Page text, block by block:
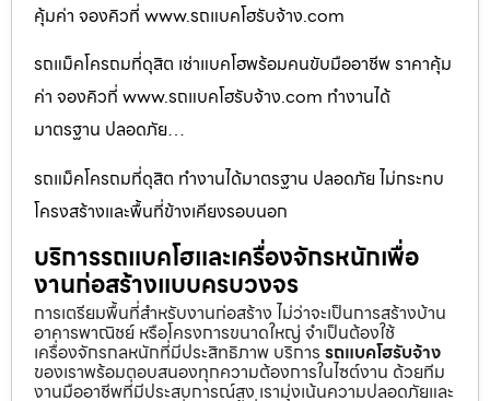
คุ้มค่า จองคิวที่ www.รถแบคโฮรับจ้าง.com
รถแม็คโครถมที่ดุสิต เช่าแบคโฮพร้อมคนขับมืออาชีพ ราคาคุ้ม
ค่า จองคิวที่ www.รถแบคโฮรับจ้าง.com ทำงานได้
มาตรฐาน ปลอดภัย…
รถแม็คโครถมที่ดุสิต ทำงานได้มาตรฐาน ปลอดภัย ไม่กระทบ
โครงสร้างและพื้นที่ข้างเคียงรอบนอก
บริการรถแบคโฮและเครื่องจักรหนักเพื่อ
งานก่อสร้างแบบครบวงจร
การเตรียมพื้นที่สำหรับงานก่อสร้าง ไม่ว่าจะเป็นการสร้างบ้าน
อาคารพาณิชย์ หรือโครงการขนาดใหญ่ จำเป็นต้องใช้
เครื่องจักรกลหนักที่มีประสิทธิภาพ บริการ รถแบคโฮรับจ้าง
ของเราพร้อมตอบสนองทุกความต้องการในไซต์งาน ด้วยทีม
งานมืออาชีพที่มีประสบการณ์สูง เรามุ่งเน้นความปลอดภัยและ